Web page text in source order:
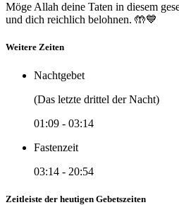
Möge Allah deine Taten in diesem
und dich reichlich belohnen. 🤲💙
Weitere Zeiten
Nachtgebet
(Das letzte drittel der Nacht)
01:09 - 03:14
Fastenzeit
03:14 - 20:54
Zeitleiste der heutigen Gebetszeiten